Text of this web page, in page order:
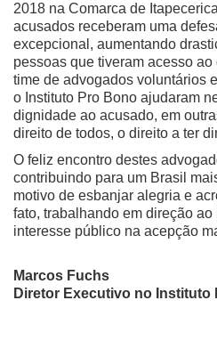
2018 na Comarca de
acusados receberam uma
excepcional, aumentando
pessoas que tiveram acesso
time de advogados voluntários
o Instituto Pro Bono ajudaram
dignidade ao acusado, em
direito de todos, o direito a ter
O feliz encontro destes
contribuindo para um Brasil
motivo de esbanjar alegria e
fato, trabalhando em direção
interesse público na acepção
Marcos Fuchs
Diretor Executivo no Instituto